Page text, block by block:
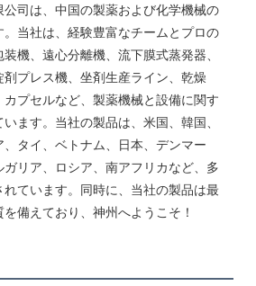
司は、中国の製薬および化学機械の
当社は、経験豊富なチームとプロの
機、遠心分離機、流下膜式蒸発器、
プレス機、坐剤生産ライン、乾燥
プセルなど、製薬機械と設備に関す
ます。当社の製品は、米国、韓国、
タイ、ベトナム、日本、デンマー
リア、ロシア、南アフリカなど、多
ています。同時に、当社の製品は最
備えており、神州へようこそ！